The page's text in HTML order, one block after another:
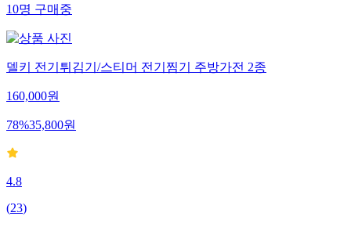
10명 구매중
델키 전기튀김기/스티머 전기찜기 주방가전 2종
160,000원
78%35,800원
4.8
(23)